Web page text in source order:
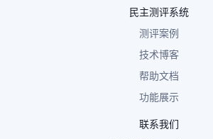
民主测评系统
测评案例
技术博客
帮助文档
功能展示
联系我们